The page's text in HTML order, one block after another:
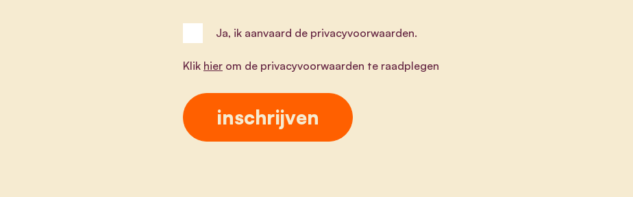
Ja, ik aanvaard de privacyvoorwaarden.
Klik hierom de privacyvoorwaarden te raadplegen